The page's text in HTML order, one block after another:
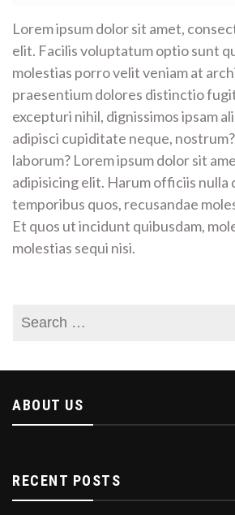
Lorem ipsum dolor sit amet,
elit. Facilis voluptatum optio sunt
molestias porro velit veniam at
praesentium dolores distinctio
excepturi nihil, dignissimos ipsam
adipisci cupiditate neque,
laborum? Lorem ipsum dolor sit
adipisicing elit. Harum officiis nulla
temporibus quos, recusandae
Et quos ut incidunt quibusdam,
molestias sequi nisi.
ABOUT US
RECENT POSTS